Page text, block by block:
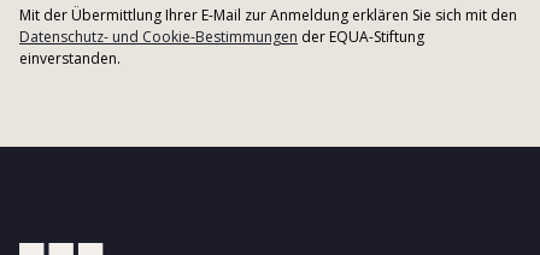
Mit der Übermittlung Ihrer E-Mail zur Anmeldung erklären Sie sich mit den
Datenschutz- und Cookie-Bestimmungen der EQUA-Stiftung
einverstanden.